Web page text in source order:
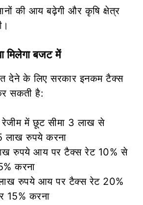
की आय बढ़ेगी और कृषि क्षेत्र
मिलेगा बजट में
देने के लिए सरकार इनकम टैक्स
सकती है:
में छूट सीमा 3 लाख से
लाख रुपये करना
रुपये आय पर टैक्स रेट 10% से
करना
रुपये आय पर टैक्स रेट 20%
15% करना